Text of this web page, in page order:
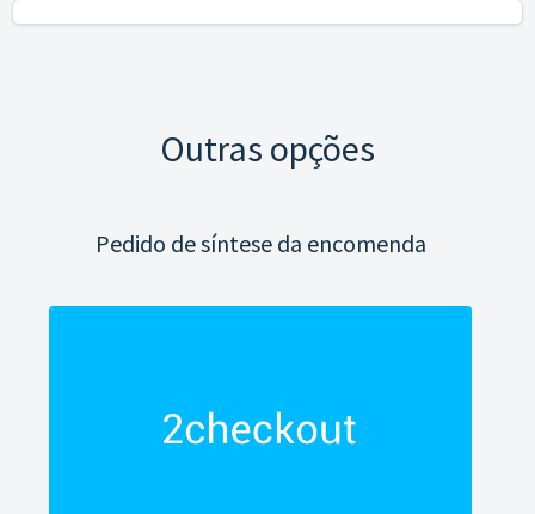
Outras opções
Pedido de síntese da encomenda